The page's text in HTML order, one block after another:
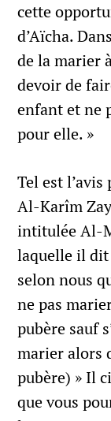
cette
d’Aïcha.
de la marier
devoir de
enfant et ne
pour elle. »
Tel est
Al-Karîm
intitulée Al-
laquelle il dit
selon nous
ne pas
pubère sauf
marier alors
pubère) » Il
que vous